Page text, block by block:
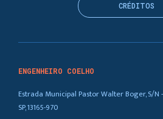
ENGENHEIRO COELHO
Estrada Municipal Pastor Walter Boger, S/N
SP, 13165-970
CRÉDITOS